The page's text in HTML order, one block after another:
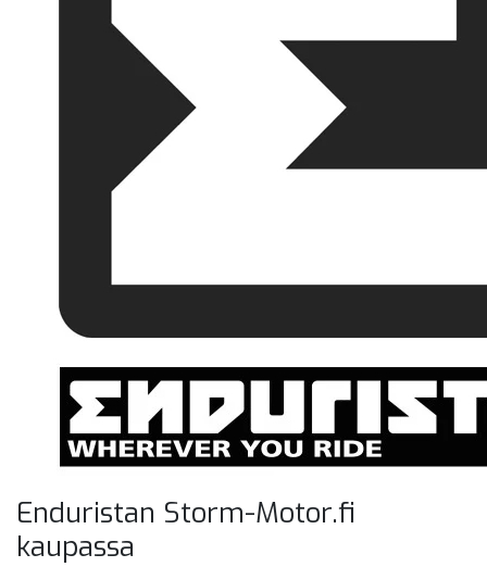
Enduristan Storm-Motor.fi
kaupassa